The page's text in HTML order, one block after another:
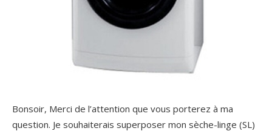
Bonsoir, Merci de l’attention que vous porterez à ma
question. Je souhaiterais superposer mon sèche-linge (SL)